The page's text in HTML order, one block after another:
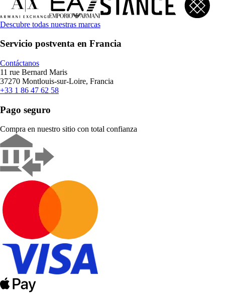
Descubre todas nuestras marcas
Servicio postventa en Francia
Contáctanos
11 rue Bernard Maris
37270 Montlouis-sur-Loire, Francia
+33 1 86 47 62 58
Pago seguro
Compra en nuestro sitio con total confianza